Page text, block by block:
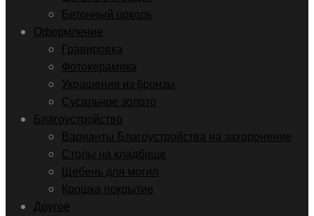
Бетонный цоколь
Оформление
Гравировка
Фотокерамика
Украшения из бронзы
Сусальное золото
Благоустройство
Варианты Благоустройства на захоронение
Столы на кладбище
Щебень для могил
Крошка покрытие
Другое